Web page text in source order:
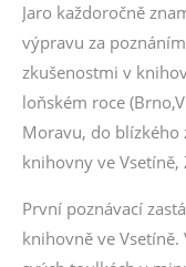
Jaro každoročně
výpravu za
zkušenostmi v
loňském roce
Moravu, do
knihovny ve
První poznávací
knihovně ve